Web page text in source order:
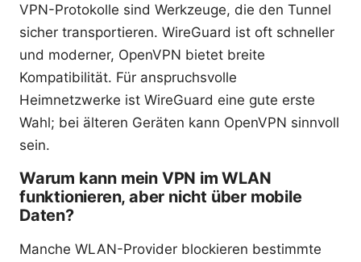
VPN-Protokolle sind Werkzeuge, die den Tunnel
sicher transportieren. WireGuard ist oft schneller
und moderner, OpenVPN bietet breite
Kompatibilität. Für anspruchsvolle
Heimnetzwerke ist WireGuard eine gute erste
Wahl; bei älteren Geräten kann OpenVPN sinnvoll
sein.
Warum kann mein VPN im WLAN
funktionieren, aber nicht über mobile
Daten?
Manche WLAN-Provider blockieren bestimmte